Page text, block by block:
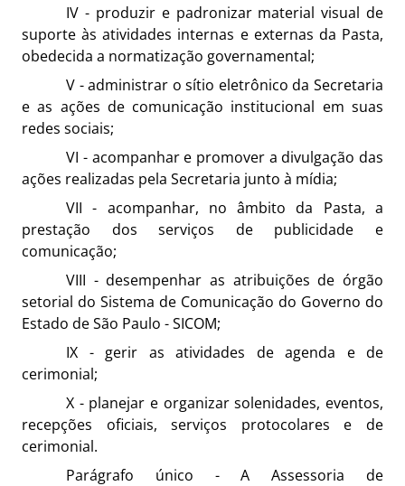
IV - produzir e padronizar material visual de
suporte às atividades internas e externas da Pasta,
obedecida a normatização governamental;
V - administrar o sítio eletrônico da Secretaria
e as ações de comunicação institucional em suas
redes sociais;
VI - acompanhar e promover a divulgação das
ações realizadas pela Secretaria junto à mídia;
VII - acompanhar, no âmbito da Pasta, a
prestação dos serviços de publicidade e
comunicação;
VIII - desempenhar as atribuições de órgão
setorial do Sistema de Comunicação do Governo do
Estado de São Paulo - SICOM;
IX - gerir as atividades de agenda e de
cerimonial;
X - planejar e organizar solenidades, eventos,
recepções oficiais, serviços protocolares e de
cerimonial.
Parágrafo único - A Assessoria de